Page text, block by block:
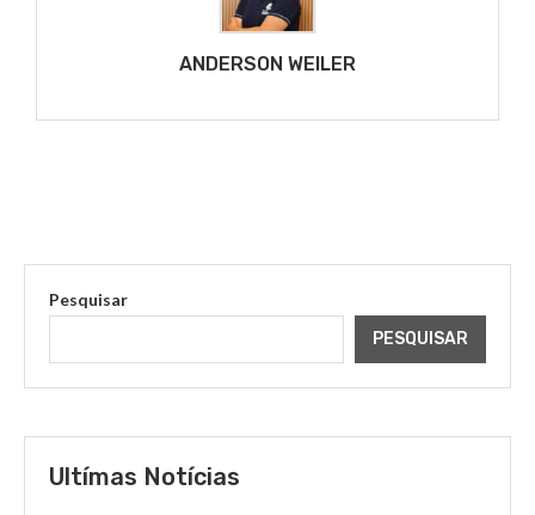
ANDERSON WEILER
Pesquisar
PESQUISAR
Ultímas Notícias